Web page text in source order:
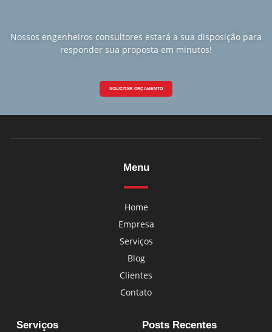
Nossos engenheiros consultores estará a sua disposição para
responder sua proposta em minutos!
SOLICITAR ORÇAMENTO
Menu
Home
Empresa
Serviços
Blog
Clientes
Contato
Serviços Posts Recentes